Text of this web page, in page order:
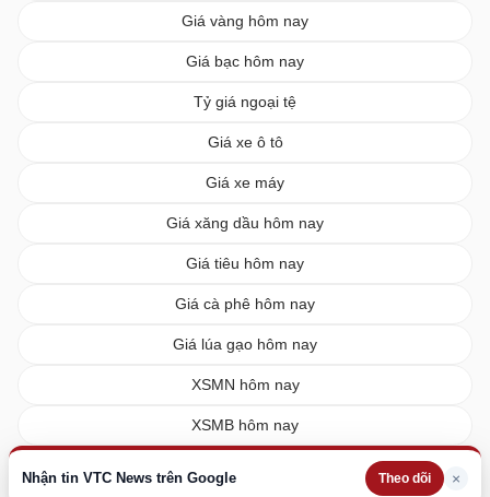
Nhận tin VTC News trên Google Theo dõi ×
Giá vàng hôm nay
Giá bạc hôm nay
Tỷ giá ngoại tệ
Giá xe ô tô
Giá xe máy
Giá xăng dầu hôm nay
Giá tiêu hôm nay
Giá cà phê hôm nay
Giá lúa gạo hôm nay
XSMN hôm nay
XSMB hôm nay